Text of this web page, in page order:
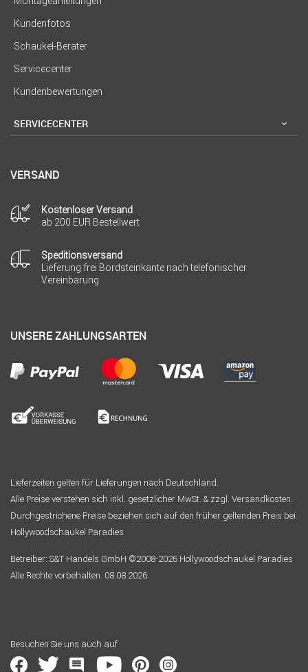
Kundenfotos
Schaukel-Berater
Servicecenter
Kundenbewertungen
SERVICECENTER
VERSAND
Kostenloser Versand
ab 200 EUR Bestellwert
Speditionsversand
Lieferung frei Bordsteinkante nach telefonischer
Vereinbarung
UNSERE ZAHLUNGSARTEN
Lieferzeiten gelten für Lieferungen nach Deutschland.
Alle Preise verstehen sich inkl. gesetzlicher MwSt. & zzgl. Versandkosten.
Durchgestrichene Preise beziehen sich auf den früher geltenden Preis bei
Hollywoodschaukel Paradies
Betreiber: S&T Handels GmbH ©2008-2026 Hollywoodschaukel Paradies
Alle Rechte vorbehalten. 08.08.2026
Besuchen Sie uns auch auf